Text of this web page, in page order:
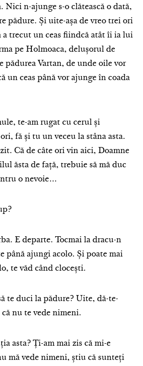
Nici n-ajunge s-o clătească o dată,
pădure. Și uite-așa de vreo trei ori
a trecut un ceas fiindcă atât îi ia lui
pe Holmoaca, delușorul de
pădurea Vartan, de unde oile vor
un ceas până vor ajunge în coada
te-am rugat cu cerul și
fă și tu un veceu la stâna asta.
Că de câte ori vin aici, Doamne
ăsta de față, trebuie să mă duc
o nevoie…
E departe. Tocmai la dracu-n
până ajungi acolo. Și poate mai
te văd când clocești.
te duci la pădure? Uite, dă-te-
nu te vede nimeni.
asta? Ți-am mai zis că mi-e
mă vede nimeni, știu că sunteți